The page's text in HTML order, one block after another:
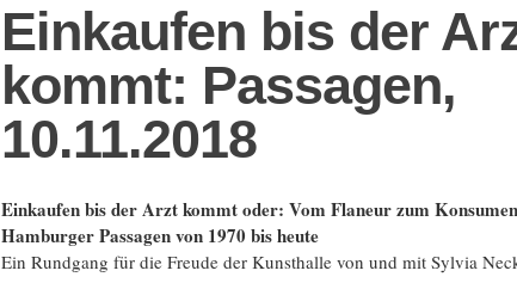
Einkaufen bis der
kommt: Passagen,
10.11.2018
Einkaufen bis der Arzt kommt oder: Vom Flaneur zum
Hamburger Passagen von 1970 bis heute
Ein Rundgang für die Freude der Kunsthalle von und mit Sylvia